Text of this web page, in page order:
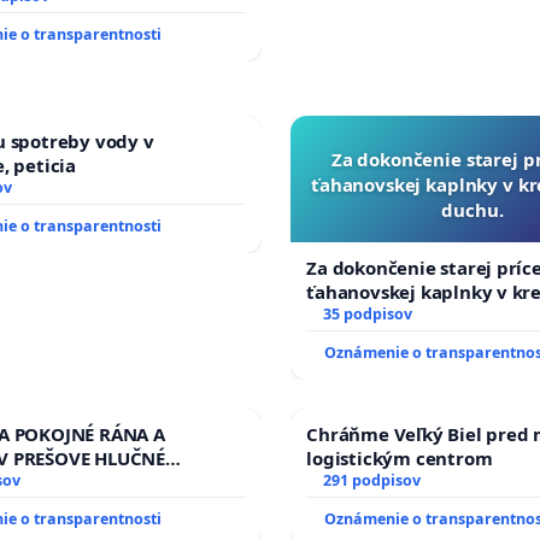
Račianska 69/B, 83102 Bratislava
Tuchyňová, Jarná 18, 040 01 Košice
Bretejovce 18, 082 03, je osoba poverená zastupovať petičný
halatova@zoznam.sk
o transparentnosti
spotreby vody v
peticia
o transparentnosti
Za dokončenie starej
ťahanovskej kaplnky v
duchu.
Za dokončenie starej
ťahanovskej kaplnky v
duchu.
35 podpisov
Oznámenie o
POKOJNÉ RÁNA A
PREŠOVE HLUČNÉ
PRÁCE V SOBOTU LEN OD
8.00 – 18.00 HOD. A
o transparentnosti
Chráňme Veľký Biel pred
logistickým centrom
291 podpisov
Oznámenie o